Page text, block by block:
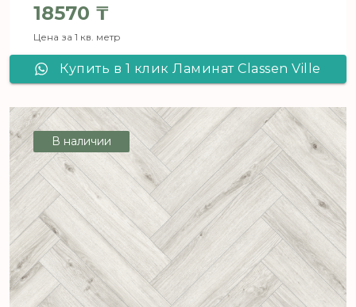
18570 ₸
Цена за 1 кв. метр
Купить в 1 клик Ламинат Classen Ville
В наличии